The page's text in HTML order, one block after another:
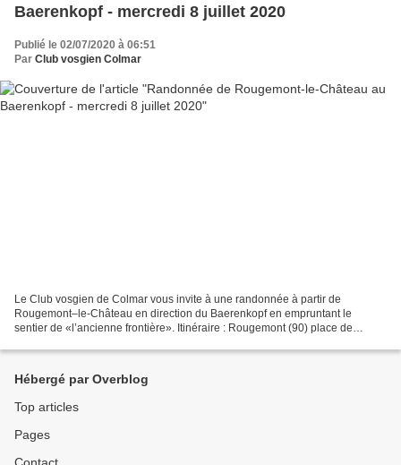
Baerenkopf - mercredi 8 juillet 2020
Publié le 02/07/2020 à 06:51
Par Club vosgien Colmar
Le Club vosgien de Colmar vous invite à une randonnée à partir de
Rougemont–le-Château en direction du Baerenkopf en empruntant le
sentier de «l’ancienne frontière». Itinéraire : Rougemont (90) place de
Hébergé par Overblog
Top articles
Pages